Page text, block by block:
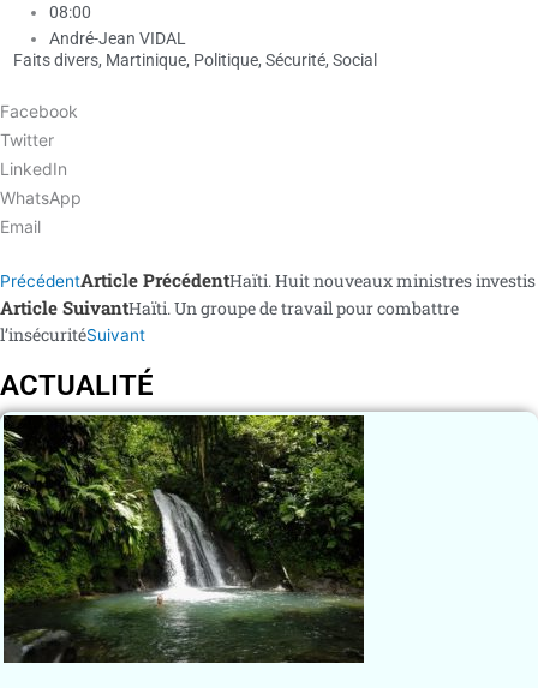
08:00
André-Jean VIDAL
Faits divers, Martinique, Politique, Sécurité, Social
Facebook
Twitter
LinkedIn
WhatsApp
Email
PrécédentArticle PrécédentHaïti. Huit nouveaux ministres investis
Article SuivantHaïti. Un groupe de travail pour combattre
l’insécuritéSuivant
ACTUALITÉ